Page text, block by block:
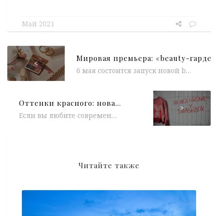
Май 2021
<
6 мая состоится запуск новой beauty-марки от американской it-girl, предпринимателя и модного инфлюенсера Оливии Палермо. Философия бренда заключается в том,...
Оттенки красного: новая коллаборация Smashbox x MONOCHROME
Если вы любите современный casual-стиль с яркими акцентами, обратите внимание на новую коллаборацию двух модных брендов. Российский fashion-бренд MONOCHROME, известный...
>
Читайте также